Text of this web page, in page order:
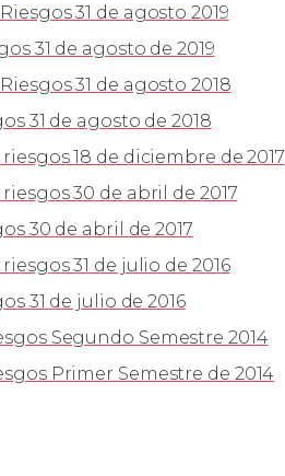
31 de agosto 2019
31 de agosto de 2019
31 de agosto 2018
31 de agosto de 2018
18 de diciembre de 2017
30 de abril de 2017
30 de abril de 2017
31 de julio de 2016
31 de julio de 2016
Segundo Semestre 2014
Primer Semestre de 2014